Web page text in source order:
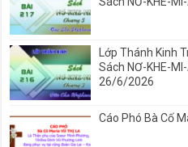
Lớp Thánh Kinh
Sách NƠ-KHE-
26/6/2026
Cáo Phó Bà Cố